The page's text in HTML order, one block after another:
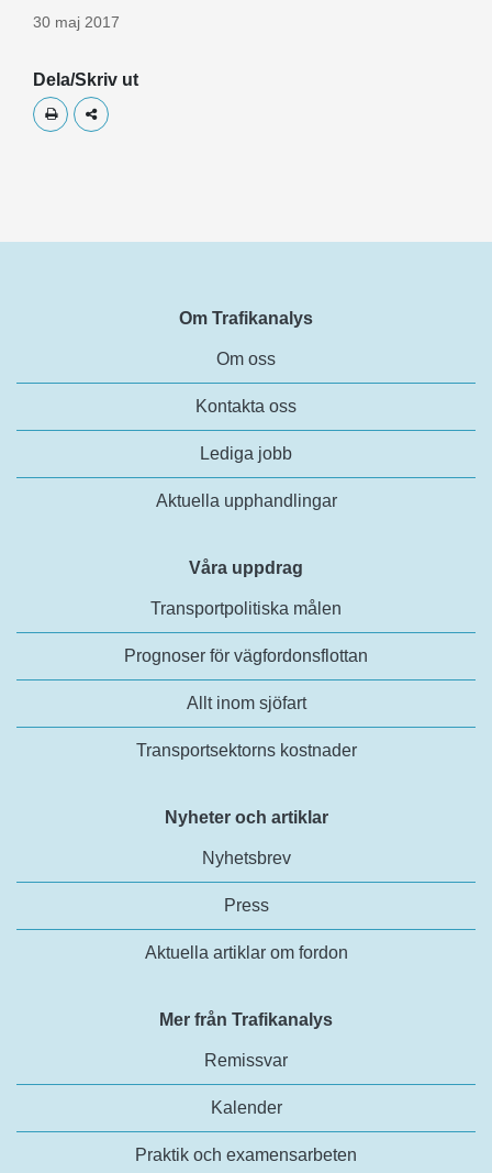
30 maj 2017
Dela/Skriv ut
Skriv utDela
Om Trafikanalys
Om oss
Kontakta oss
Lediga jobb
Aktuella upphandlingar
Våra uppdrag
Transportpolitiska målen
Prognoser för vägfordonsflottan
Allt inom sjöfart
Transportsektorns kostnader
Nyheter och artiklar
Nyhetsbrev
Press
Aktuella artiklar om fordon
Mer från Trafikanalys
Remissvar
Kalender
Praktik och examensarbeten